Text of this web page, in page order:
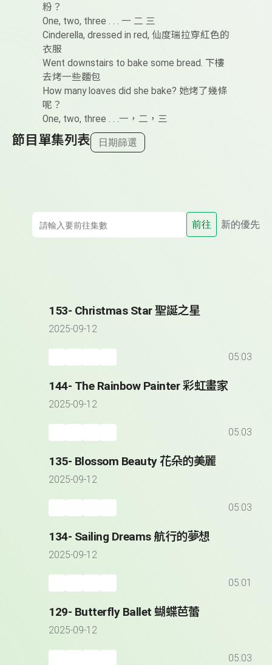
粉？
One, two, three . . . 一 二 三
Cinderella, dressed in red, 仙度瑞拉穿紅色的
衣服
Went downstairs to bake some bread. 下樓
去烤一些麵包
How many loaves did she bake? 她烤了幾條
呢？
One, two, three . . .一，二，三
節目單集列表 日期篩選
前往 新的優先
153- Christmas Star 聖誕之星
2025-09-12
05:03
144- The Rainbow Painter 彩虹畫家
2025-09-12
05:03
135- Blossom Beauty 花朵的美麗
2025-09-12
05:03
134- Sailing Dreams 航行的夢想
2025-09-12
05:01
129- Butterfly Ballet 蝴蝶芭蕾
2025-09-12
05:03